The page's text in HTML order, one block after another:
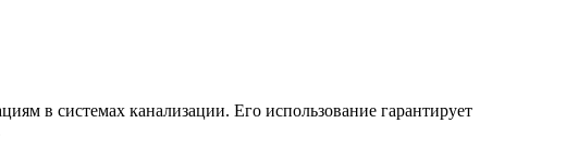
в системах канализации. Его использование гарантирует